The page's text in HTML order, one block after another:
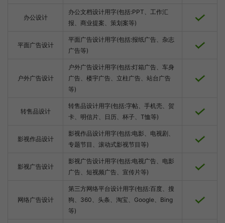
办公设计
办公文档设计用字(包括:PPT、工作汇
报、商业提案、策划案等)
平面广告设计
平面广告设计用字(包括:报纸广告、杂志
广告等)
户外广告设计
户外广告设计用字(包括:灯箱广告、车身
广告、楼宇广告、立柱广告、站台广告
等)
转售品设计
转售品设计用字(包括:字帖、手机壳、贺
卡、明信片、日历、杯子、T恤等)
影视作品设计
影视作品设计用字(包括:电影、电视剧、
专题节目、滚动式影视节目等)
影视广告设计
影视广告设计用字(包括:电视广告、电影
广告、短视频广告、宣传片等)
网络广告设计
第三方网络平台设计用字(包括:百度、搜
狗、360、头条、淘宝、Google、Bing
等)